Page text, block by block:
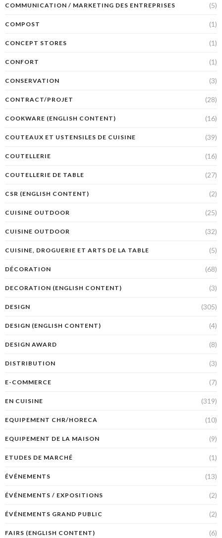
COMMUNICATION / MARKETING DES ENTREPRISES (5)
COMPOST (1)
CONCEPT STORES (1)
CONFORT (1)
CONSERVATION (3)
CONTRACT/PROJET (28)
COOKWARE (ENGLISH CONTENT) (16)
COUTEAUX ET USTENSILES DE CUISINE (39)
COUTELLERIE (16)
COUTELLERIE DE TABLE (27)
CSR (ENGLISH CONTENT) (2)
CUISINE OUTDOOR (25)
CUISINE OUTDOOR (32)
CUISINE, DROGUERIE ET ARTS DE LA TABLE (5)
DÉCORATION (68)
DECORATION (ENGLISH CONTENT) (3)
DESIGN (305)
DESIGN (ENGLISH CONTENT) (4)
DESIGN AWARD (8)
DISTRIBUTION (3)
E-COMMERCE (7)
EN CUISINE (319)
EQUIPEMENT CHR/HORECA (10)
EQUIPEMENT DE LA MAISON (9)
ETUDES DE MARCHÉ (1)
ÉVÉNEMENTS (13)
ÉVÉNEMENTS / EXPOSITIONS (2)
ÉVÉNEMENTS GRAND PUBLIC (2)
FAIRS (ENGLISH CONTENT) (6)